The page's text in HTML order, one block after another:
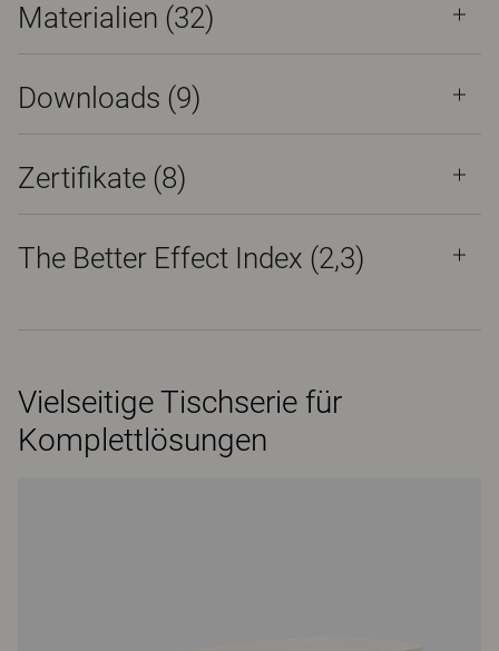
Materialien (32)
Downloads (9)
Zertifikate (8)
The Better Effect Index (2,3)
Vielseitige Tischserie für
Komplettlösungen